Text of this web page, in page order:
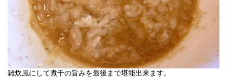
雑炊風にして煮干の旨みを最後まで堪能出来ます。